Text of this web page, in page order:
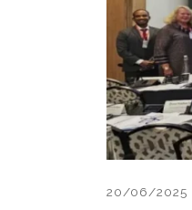
20/06/2025